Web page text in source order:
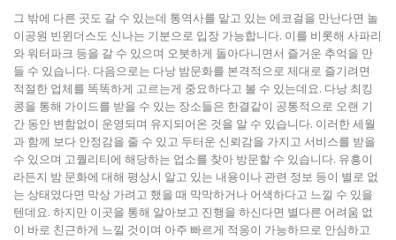
그 밖에 다른 곳도 갈 수 있는데 통역사를 맡고 있는 에코걸을 만난다면 놀
이공원 빈윈더스도 신나는 기분으로 입장 가능합니다. 이를 비롯해 사파리
와 워터파크 등을 갈 수 있으며 오붓하게 돌아다니면서 즐거운 추억을 만
들 수 있습니다. 다음으로는 다낭 밤문화를 본격적으로 제대로 즐기려면
적절한 업체를 똑똑하게 고르는게 중요하다고 볼 수 있는데요. 다낭 최킹
콩을 통해 가이드를 받을 수 있는 장소들은 한결같이 공통적으로 오랜 기
간 동안 변함없이 운영되며 유지되어온 것을 알 수 있습니다. 이러한 세월
과 함께 보다 안정감을 줄 수 있고 두터운 신뢰감을 가지고 서비스를 받을
수 있으며 고퀄리티에 해당하는 업소를 찾아 방문할 수 있습니다. 유흥이
라든지 밤 문화에 대해 평상시 알고 있는 내용이나 관련 정보 등이 별로 없
는 상태였다면 막상 가려고 했을 때 막막하거나 어색하다고 느낄 수 있을
텐데요. 하지만 이곳을 통해 알아보고 진행을 하신다면 별다른 어려움 없
이 바로 친근하게 느낄 것이며 아주 빠르게 적응이 가능하므로 안심하고